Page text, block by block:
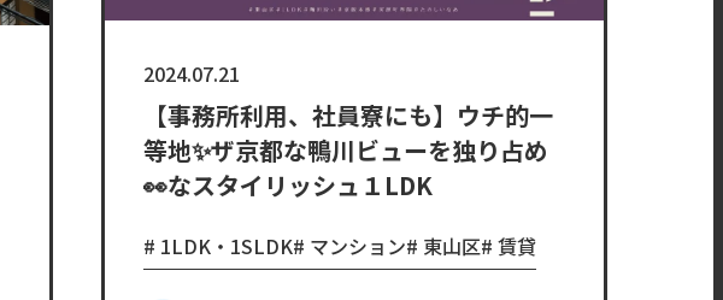
2024.07.21
【事務所利用、社員寮にも】ウチ的一
等地✨ザ京都な鴨川ビューを独り占め
👀なスタイリッシュ１LDK
1LDK・1SLDK マンション 東山区 賃貸